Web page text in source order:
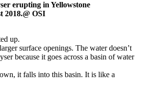
erupting in Yellowstone
2018.@ OSI
up.
surface openings. The water doesn’t
because it goes across a basin of water
it falls into this basin. It is like a